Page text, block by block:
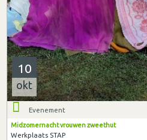
10
okt
Evenement
Midzomernacht vrouwen zweethut
Werkplaats STAP